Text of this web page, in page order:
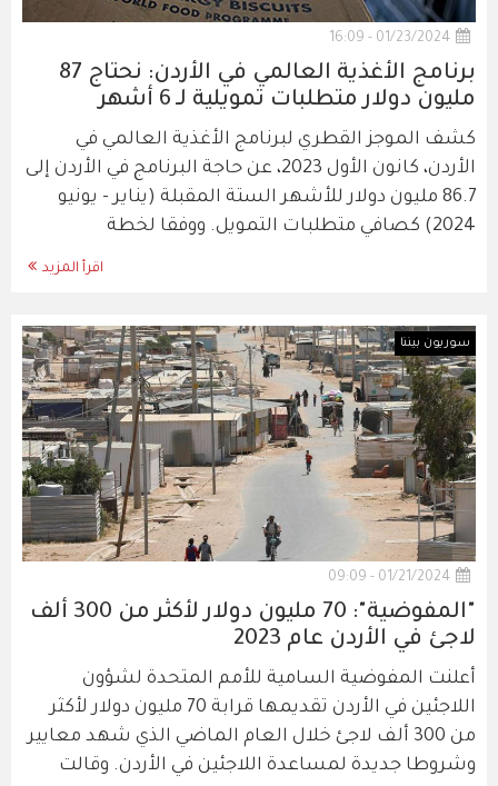
01/23/2024 - 16:09
برنامج الأغذية العالمي في الأردن: نحتاج 87
مليون دولار متطلبات تمويلية لـ 6 أشهر
كشف الموجز القطري لبرنامج الأغذية العالمي في
الأردن، كانون الأول 2023، عن حاجة البرنامج في الأردن إلى
86.7 مليون دولار للأشهر الستة المقبلة (يناير - يونيو
2024) كصافي متطلبات التمويل. ووفقا لخطة
اقرأ المزيد
سوريون بيننا
01/21/2024 - 09:09
"المفوضية": 70 مليون دولار لأكثر من 300 ألف
لاجئ في الأردن عام 2023
أعلنت المفوضية السامية للأمم المتحدة لشؤون
اللاجئين في الأردن تقديمها قرابة 70 مليون دولار لأكثر
من 300 ألف لاجئ خلال العام الماضي الذي شهد معايير
وشروطا جديدة لمساعدة اللاجئين في الأردن. وقالت